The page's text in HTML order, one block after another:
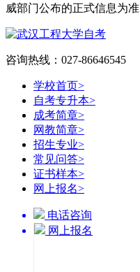
威部门公布的正式信息为准
咨询热线：027-86646545
学校首页>
自考专升本>
成考简章>
网教简章>
招生专业>
常见问答>
证书样本>
网上报名>
电话咨询
网上报名